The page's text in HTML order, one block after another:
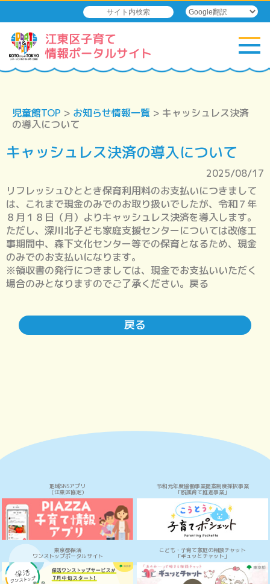
児童館TOP > お知らせ情報一覧 > キャッシュレス決済
の導入について
キャッシュレス決済の導入について
2025/08/17
リフレッシュひととき保育利用料のお支払いにつきまして
は、これまで現金のみでのお取り扱いでしたが、令和７年
８月１８日（月）よりキャッシュレス決済を導入します。
ただし、深川北子ども家庭支援センターについては改修工
事期間中、森下文化センター等での保育となるため、現金
のみでのお支払いになります。
※領収書の発行につきましては、現金でお支払いいただく
場合のみとなりますのでご了承ください。戻る
戻る
地域SNSアプリ
（江東区協定）
令和元年度協働事業提案制度採択事業
「脱孤育て推進事業」
東京都保活
ワンストップポータルサイト
こども・子育て家庭の相談チャット
「ギュッとチャット」